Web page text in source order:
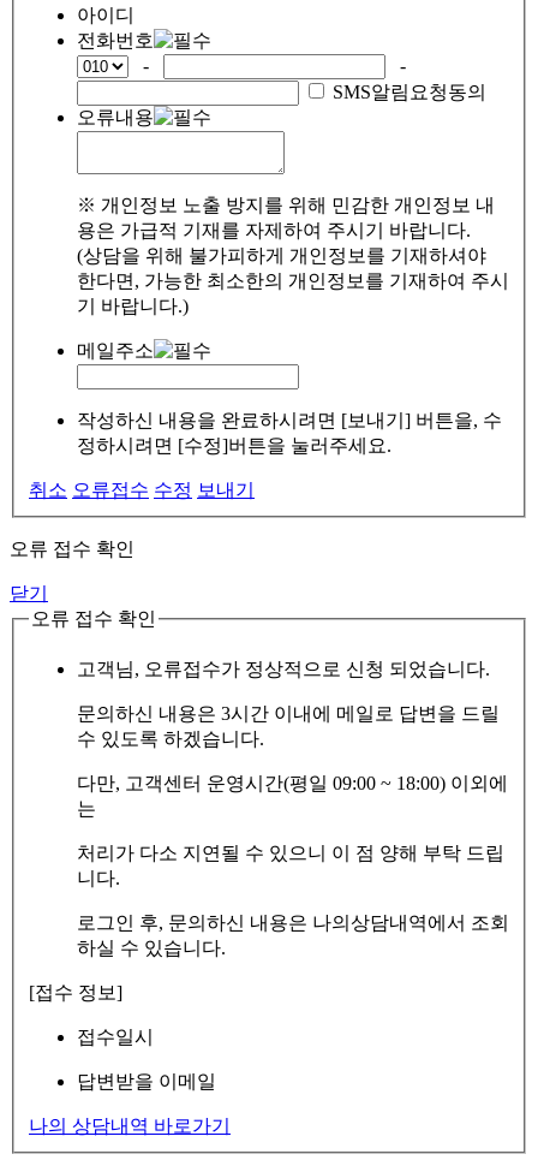
아이디
전화번호
-
-
SMS알림요청동의
오류내용
※ 개인정보 노출 방지를 위해 민감한 개인정보 내
용은 가급적 기재를 자제하여 주시기 바랍니다.
(상담을 위해 불가피하게 개인정보를 기재하셔야
한다면, 가능한 최소한의 개인정보를 기재하여 주시
기 바랍니다.)
메일주소
작성하신 내용을 완료하시려면 [보내기] 버튼을, 수
정하시려면 [수정]버튼을 눌러주세요.
취소 오류접수 수정 보내기
오류 접수 확인
닫기
오류 접수 확인
고객님, 오류접수가 정상적으로 신청 되었습니다.
문의하신 내용은 3시간 이내에 메일로 답변을 드릴
수 있도록 하겠습니다.
다만, 고객센터 운영시간(평일 09:00 ~ 18:00) 이외에
는
처리가 다소 지연될 수 있으니 이 점 양해 부탁 드립
니다.
로그인 후, 문의하신 내용은 나의상담내역에서 조회
하실 수 있습니다.
[접수 정보]
접수일시
답변받을 이메일
나의 상담내역 바로가기